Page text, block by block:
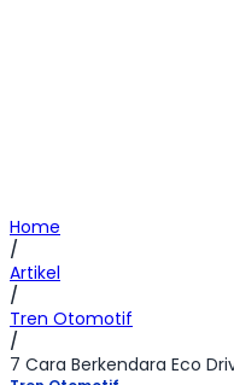
Home
/
Artikel
/
Tren Otomotif
/
7 Cara Berkendara Eco